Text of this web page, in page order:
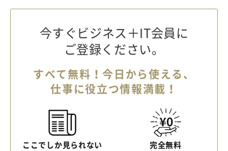
今すぐビジネス＋IT会員に
ご登録ください。
すべて無料！今日から使える、
仕事に役立つ情報満載！
ここでしか見られない 完全無料